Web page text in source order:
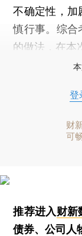
不确定性，加
慎行事。综合
的做法，在本
登
财
可
推荐进入财新
债券、公司人